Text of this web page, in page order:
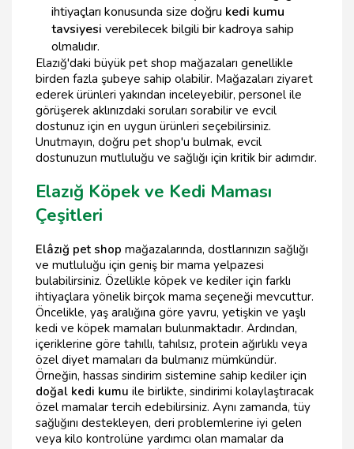
ihtiyaçları konusunda size doğru kedi kumu
tavsiyesi verebilecek bilgili bir kadroya sahip
olmalıdır.
Elazığ'daki büyük pet shop mağazaları genellikle
birden fazla şubeye sahip olabilir. Mağazaları ziyaret
ederek ürünleri yakından inceleyebilir, personel ile
görüşerek aklınızdaki soruları sorabilir ve evcil
dostunuz için en uygun ürünleri seçebilirsiniz.
Unutmayın, doğru pet shop'u bulmak, evcil
dostunuzun mutluluğu ve sağlığı için kritik bir adımdır.
Elazığ Köpek ve Kedi Maması
Çeşitleri
Elâzığ pet shop mağazalarında, dostlarınızın sağlığı
ve mutluluğu için geniş bir mama yelpazesi
bulabilirsiniz. Özellikle köpek ve kediler için farklı
ihtiyaçlara yönelik birçok mama seçeneği mevcuttur.
Öncelikle, yaş aralığına göre yavru, yetişkin ve yaşlı
kedi ve köpek mamaları bulunmaktadır. Ardından,
içeriklerine göre tahıllı, tahılsız, protein ağırlıklı veya
özel diyet mamaları da bulmanız mümkündür.
Örneğin, hassas sindirim sistemine sahip kediler için
doğal kedi kumu ile birlikte, sindirimi kolaylaştıracak
özel mamalar tercih edebilirsiniz. Aynı zamanda, tüy
sağlığını destekleyen, deri problemlerine iyi gelen
veya kilo kontrolüne yardımcı olan mamalar da